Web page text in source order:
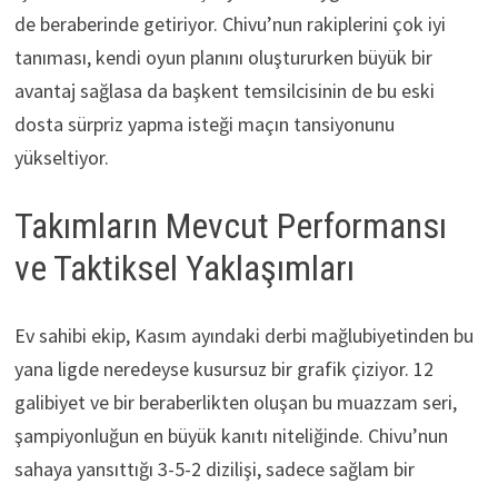
de beraberinde getiriyor. Chivu’nun rakiplerini çok iyi
tanıması, kendi oyun planını oluştururken büyük bir
avantaj sağlasa da başkent temsilcisinin de bu eski
dosta sürpriz yapma isteği maçın tansiyonunu
yükseltiyor.
Takımların Mevcut Performansı
ve Taktiksel Yaklaşımları
Ev sahibi ekip, Kasım ayındaki derbi mağlubiyetinden bu
yana ligde neredeyse kusursuz bir grafik çiziyor. 12
galibiyet ve bir beraberlikten oluşan bu muazzam seri,
şampiyonluğun en büyük kanıtı niteliğinde. Chivu’nun
sahaya yansıttığı 3-5-2 dizilişi, sadece sağlam bir